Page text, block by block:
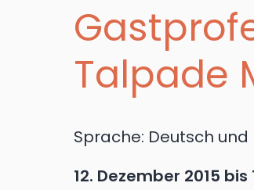
Talpade
Sprache: Deutsch und
12. Dezember 2015 bis